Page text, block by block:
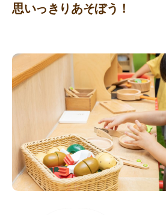
思いっきりあそぼう！